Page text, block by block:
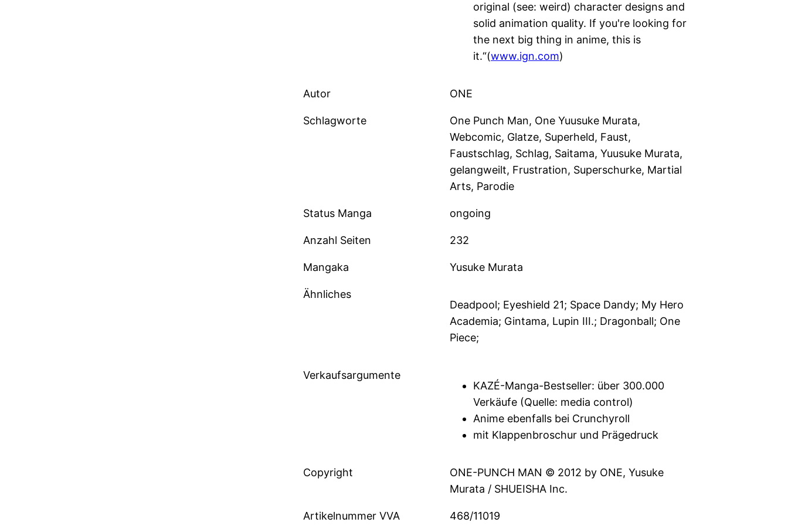
original (see: weird) character designs and
solid animation quality. If you're looking for
the next big thing in anime, this is
it.“(www.ign.com)
Autor ONE
Schlagworte
One Punch Man, One Yuusuke Murata,
Webcomic, Glatze, Superheld, Faust,
Faustschlag, Schlag, Saitama, Yuusuke Murata,
gelangweilt, Frustration, Superschurke, Martial
Arts, Parodie
Status Manga ongoing
Anzahl Seiten 232
Mangaka Yusuke Murata
Ähnliches
Deadpool; Eyeshield 21; Space Dandy; My Hero
Academia; Gintama, Lupin III.; Dragonball; One
Piece;
Verkaufsargumente
KAZÉ-Manga-Bestseller: über 300.000
Verkäufe (Quelle: media control)
Anime ebenfalls bei Crunchyroll
mit Klappenbroschur und Prägedruck
Copyright
ONE-PUNCH MAN © 2012 by ONE, Yusuke
Murata / SHUEISHA Inc.
Artikelnummer VVA 468/11019